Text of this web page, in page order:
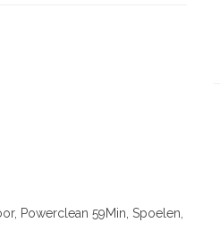
Powerclean 59Min, Spoelen,